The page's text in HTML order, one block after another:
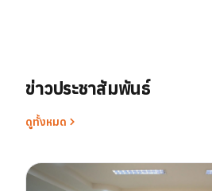
ข่าวประชาสัมพันธ์
ดูทั้งหมด